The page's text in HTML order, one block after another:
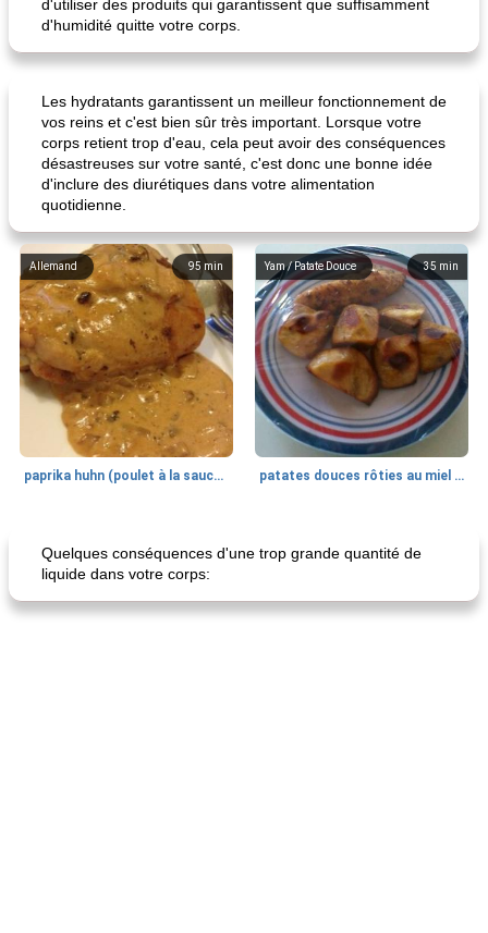
d'utiliser des produits qui garantissent que suffisamment
d'humidité quitte votre corps.
Les hydratants garantissent un meilleur fonctionnement de
vos reins et c'est bien sûr très important. Lorsque votre
corps retient trop d'eau, cela peut avoir des conséquences
désastreuses sur votre santé, c'est donc une bonne idée
d'inclure des diurétiques dans votre alimentation
quotidienne.
95 min
Allemand
paprika huhn (poulet à la sauce paprika).
35 min
Yam / Patate Douce
patates douces rôties au miel / kumara
Quelques conséquences d'une trop grande quantité de
liquide dans votre corps: